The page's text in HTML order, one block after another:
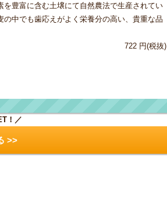
を豊富に含む土壌にて自然農法で生産されてい
の中でも歯応えがよく栄養分の高い、貴重な品
722 円(税抜)
！／
>>